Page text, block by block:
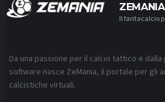
ZEMANIA
Il fantacalcio
Da una passione per il calcio tattico e
software nasce ZeMania, il portale per gli
calcistiche virtuali.